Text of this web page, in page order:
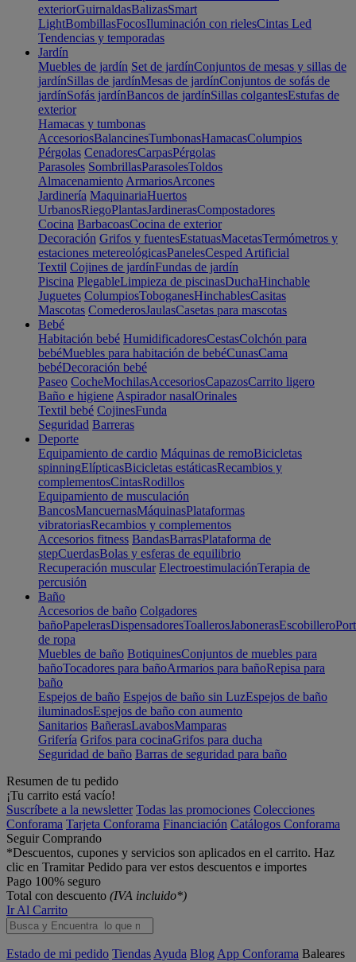
exteriorGuirnaldasBalizasSmart
LightBombillasFocosIluminación con rielesCintas Led
Tendencias y temporadas
Jardín
Muebles de jardín Set de jardínConjuntos de mesas y sillas de
jardínSillas de jardínMesas de jardínConjuntos de sofás de
jardínSofás jardínBancos de jardínSillas colgantesEstufas de
exterior
Hamacas y tumbonas
AccesoriosBalancinesTumbonasHamacasColumpios
Pérgolas CenadoresCarpasPérgolas
Parasoles SombrillasParasolesToldos
Almacenamiento ArmariosArcones
Jardinería MaquinariaHuertos
UrbanosRiegoPlantasJardinerasCompostadores
Cocina BarbacoasCocina de exterior
Decoración Grifos y fuentesEstatuasMacetasTermómetros y
estaciones metereológicasPanelesCesped Artificial
Textil Cojines de jardínFundas de jardín
Piscina PlegableLimpieza de piscinasDuchaHinchable
Juguetes ColumpiosToboganesHinchablesCasitas
Mascotas ComederosJaulasCasetas para mascotas
Bebé
Habitación bebé HumidificadoresCestasColchón para
bebéMuebles para habitación de bebéCunasCama
bebéDecoración bebé
Paseo CocheMochilasAccesoriosCapazosCarrito ligero
Baño e higiene Aspirador nasalOrinales
Textil bebé CojinesFunda
Seguridad Barreras
Deporte
Equipamiento de cardio Máquinas de remoBicicletas
spinningElípticasBicicletas estáticasRecambios y
complementosCintasRodillos
Equipamiento de musculación
BancosMancuernasMáquinasPlataformas
vibratoriasRecambios y complementos
Accesorios fitness BandasBarrasPlataforma de
stepCuerdasBolas y esferas de equilibrio
Recuperación muscular ElectroestimulaciónTerapia de
percusión
Baño
Accesorios de baño Colgadores
bañoPapelerasDispensadoresToallerosJabonerasEscobillero
de ropa
Muebles de baño BotiquinesConjuntos de muebles para
bañoTocadores para bañoArmarios para bañoRepisa para
baño
Espejos de baño Espejos de baño sin LuzEspejos de baño
iluminadosEspejos de baño con aumento
Sanitarios BañerasLavabosMamparas
Grifería Grifos para cocinaGrifos para ducha
Seguridad de baño Barras de seguridad para baño
Resumen de tu pedido
¡Tu carrito está vacío!
Suscríbete a la newsletter Todas las promociones Colecciones
Conforama Tarjeta Conforama Financiación Catálogos Conforama
Seguir Comprando
*Descuentos, cupones y servicios son aplicados en el carrito. Haz
clic en Tramitar Pedido para ver estos descuentos e importes
Pago 100% seguro
Total con descuento (IVA incluido*)
Ir Al Carrito
Estado de mi pedido Tiendas Ayuda Blog App Conforama Baleares